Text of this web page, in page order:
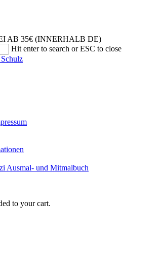
AB 35€ (INNERHALB DE)
Hit enter to search or ESC to close
Ausmal- und Mitmalbuch
to your cart.